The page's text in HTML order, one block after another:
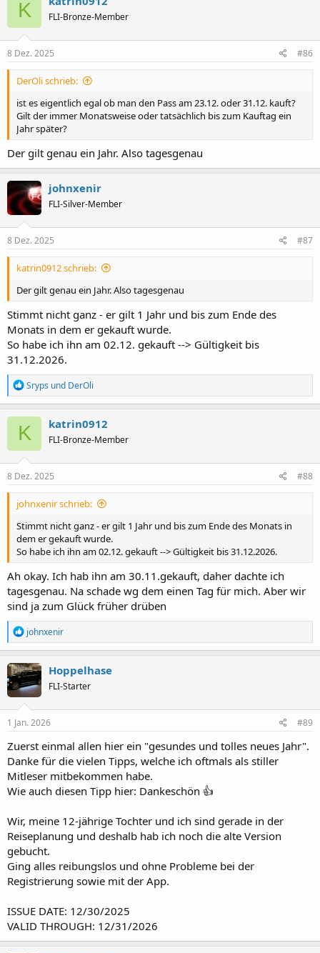
K FLI-Bronze-Member
8 Dez. 2025 #86
DerOli schrieb:
ist es eigentlich egal ob man den Pass am 23.12. oder 31.12. kauft?
Gilt der immer Monatsweise oder tatsächlich bis zum Kauftag ein
Jahr später?
Der gilt genau ein Jahr. Also tagesgenau
johnxenir
FLI-Silver-Member
8 Dez. 2025 #87
katrin0912 schrieb:
Der gilt genau ein Jahr. Also tagesgenau
Stimmt nicht ganz - er gilt 1 Jahr und bis zum Ende des
Monats in dem er gekauft wurde.
So habe ich ihn am 02.12. gekauft --> Gültigkeit bis
31.12.2026.
R
e
a
k
t
i
o
n
e
:
Sryps und DerOli
K katrin0912
FLI-Bronze-Member
8 Dez. 2025 #88
johnxenir schrieb:
Stimmt nicht ganz - er gilt 1 Jahr und bis zum Ende des Monats in
dem er gekauft wurde.
So habe ich ihn am 02.12. gekauft --> Gültigkeit bis 31.12.2026.
Ah okay. Ich hab ihn am 30.11.gekauft, daher dachte ich
tagesgenau. Na schade wg dem einen Tag für mich. Aber wir
sind ja zum Glück früher drüben
R
e
a
k
t
i
o
n
e
:
johnxenir
Hoppelhase
FLI-Starter
1 Jan. 2026 #89
Zuerst einmal allen hier ein "gesundes und tolles neues Jahr".
Danke für die vielen Tipps, welche ich oftmals als stiller
Mitleser mitbekommen habe.
Wie auch diesen Tipp hier: Dankeschön 👍
Wir, meine 12-jährige Tochter und ich sind gerade in der
Reiseplanung und deshalb hab ich noch die alte Version
gebucht.
Ging alles reibungslos und ohne Probleme bei der
Registrierung sowie mit der App.
ISSUE DATE: 12/30/2025
VALID THROUGH: 12/31/2026